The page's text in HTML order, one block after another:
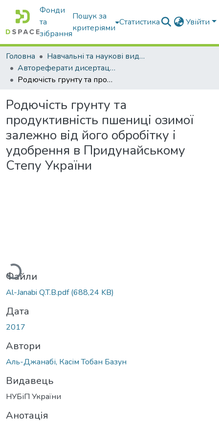
Фонди
та
зібрання
Пошук за
критеріями
Статистика Увійти
Головна
Навчальні та наукові видання
Автореферати дисертацій та дисертації
Родючість грунту та продуктивність пшениці озимої залежно від його обробітку і удобрення в Придунайському Степу України
Родючість грунту та
продуктивність пшениці озимої
залежно від його обробітку і
удобрення в Придунайському
Степу України
Вантажиться...
Файли
Al-Janabi Q.T.B.pdf(688,24 KB)
Дата
2017
Автори
Аль-Джанабі, Касім Тобан Базун
Видавець
НУБіП України
Анотація